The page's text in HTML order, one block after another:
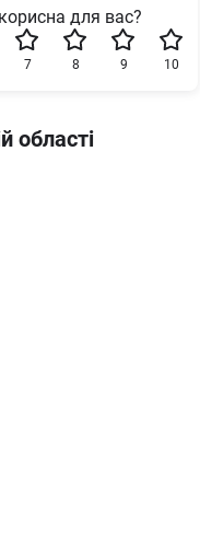
для вас?
10
9
8
7
області